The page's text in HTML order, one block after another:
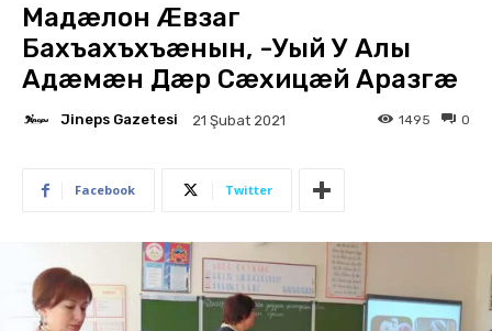
Мадæлон Æвзаг
Бахъахъхъæнын, -Уый У Алы
Адæмæн Дæр Сæхицæй Аразгæ
Jineps Gazetesi 21 Şubat 2021 0
1495
Facebook Twitter